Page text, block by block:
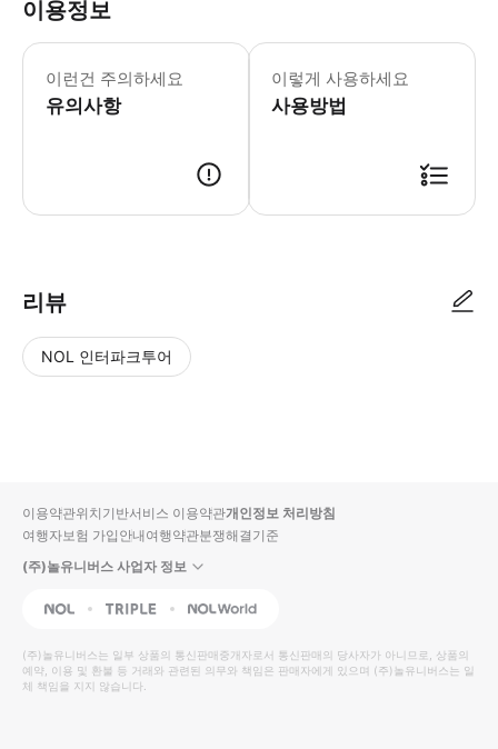
이용정보
이런건 주의하세요
유의사항
* 소요시간 : 240분 (옵션에 따라 소
이렇게 사용하세요
사용방법
리뷰
NOL 인터파크투어
입니
다.
높
은
순
동
영
상
순
상
이용약관위치기반서비스 이용약관개인정보 처리방침
여행자보험 가입안내여행약관분쟁해결기준
(주)놀유니버스 사업자 정보
NOL Triple Interpark Global
(주)놀유니버스는 일부 상품의 통신판매중개자로서 통신판매의 당사자가 아니므로, 상품의
예약, 이용 및 환불 등 거래와 관련된 의무와 책임은 판매자에게 있으며 (주)놀유니버스는 일
체 책임을 지지 않습니다.